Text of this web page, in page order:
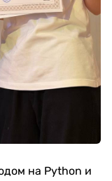
на Python и